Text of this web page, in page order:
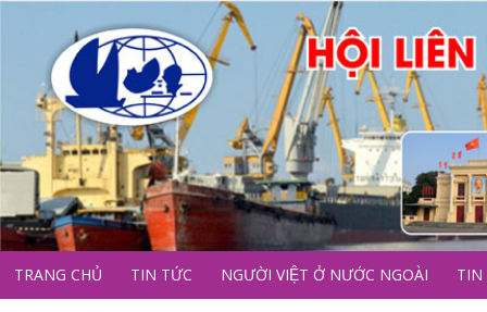
TRANG CHỦ TIN TỨC NGƯỜI VIỆT Ở NƯỚC NGOÀI TIN